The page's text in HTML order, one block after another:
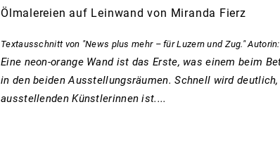
Ölmalereien auf Leinwand von Miranda Fierz
Textausschnitt von "News plus mehr – für Luzern und Zug."
Eine neon-orange Wand ist das Erste, was einem beim
in den beiden Ausstellungsräumen. Schnell wird
ausstellenden Künstlerinnen ist....